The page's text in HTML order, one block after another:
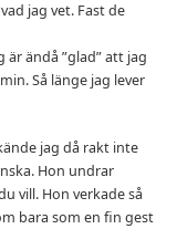
jag vet. Fast de
ändå ”glad” att jag
Så länge jag lever
jag då rakt inte
Hon undrar
vill. Hon verkade så
bara som en fin gest